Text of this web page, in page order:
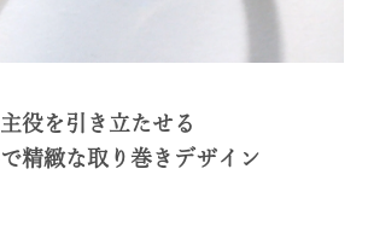
主役を引き立たせる
精緻な取り巻きデザイン